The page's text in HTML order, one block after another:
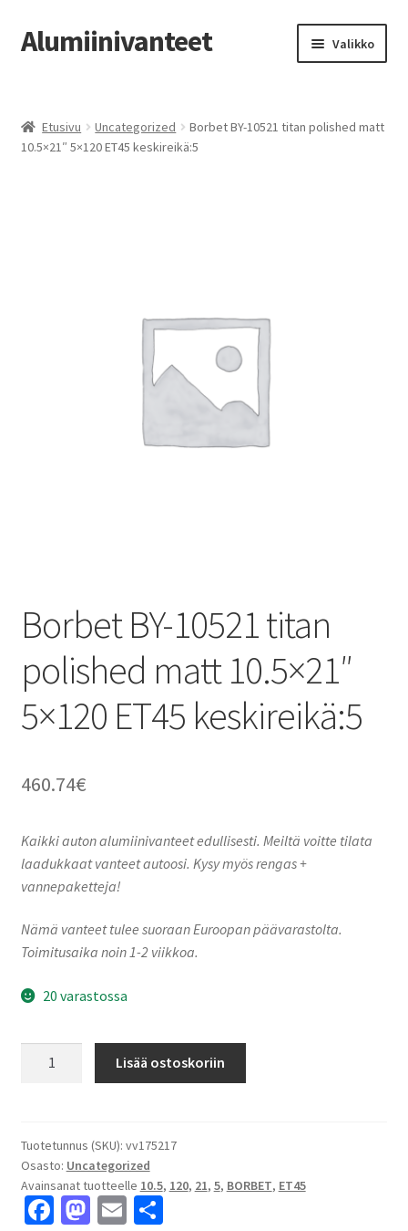
Siirry
navigointiin
Siirry
sisältöön
Alumiinivanteet Valikko
Kauppa
Etusivu Uncategorized
Borbet BY-10521 titan polished matt
10.5×21″ 5×120 ET45 keskireikä:5
Borbet BY-10521 titan
polished matt 10.5×21″
5×120 ET45 keskireikä:5
460.74€
Kaikki auton alumiinivanteet edullisesti. Meiltä voitte tilata
laadukkaat vanteet autoosi. Kysy myös rengas +
vannepaketteja!
Nämä vanteet tulee suoraan Euroopan päävarastolta.
Toimitusaika noin 1-2 viikkoa.
20 varastossa
polished
matt
10.5x21"
5x120
Lisää ostoskoriin
Tuotetunnus (SKU): vv175217
Osasto: Uncategorized
Avainsanat tuotteelle 10.5, 120, 21, 5, BORBET, ET45
Fa M E S